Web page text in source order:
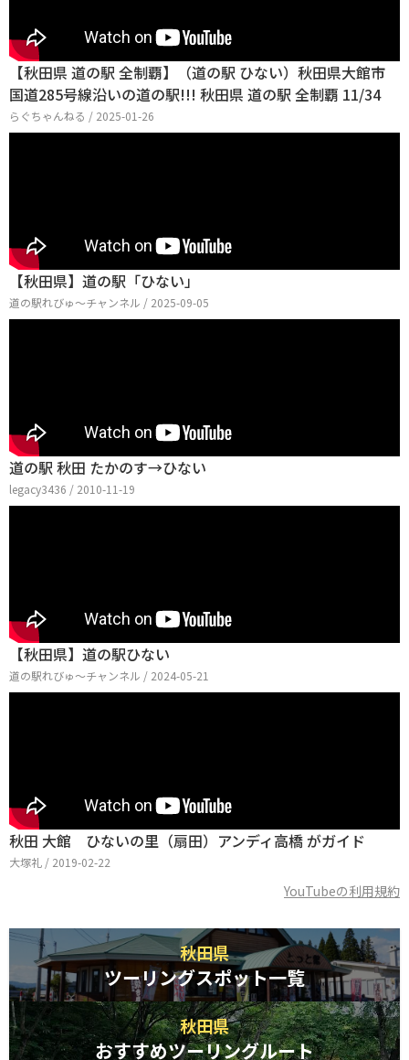
【秋田県 道の駅 全制覇】（道の駅 ひない）秋田県大館市
国道285号線沿いの道の駅!!! 秋田県 道の駅 全制覇 11/34
らぐちゃんねる / 2025-01-26
【秋田県】道の駅「ひない」
道の駅れびゅ〜チャンネル / 2025-09-05
道の駅 秋田 たかのす→ひない
legacy3436 / 2010-11-19
【秋田県】道の駅ひない
道の駅れびゅ〜チャンネル / 2024-05-21
秋田 大館 ひないの里（扇田）アンディ高橋 がガイド
大塚礼 / 2019-02-22
YouTubeの利用規約
秋田県
ツーリングスポット一覧
秋田県
おすすめツーリングルート